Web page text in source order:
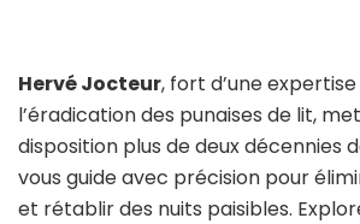
Hervé Jocteur, fort d’une
l’éradication des punaises de lit,
disposition plus de deux décennies
vous guide avec précision pour
et rétablir des nuits paisibles.